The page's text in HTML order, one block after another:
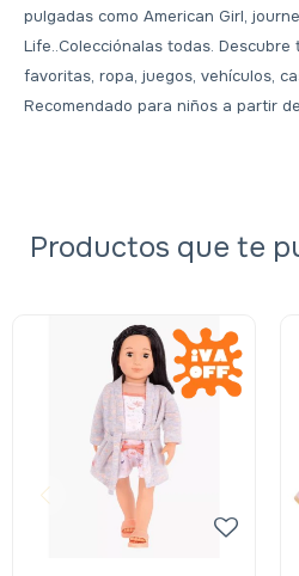
pulgadas como American Girl,
Life..Colecciónalas todas.
favoritas, ropa, juegos, vehículos,
Recomendado para niños a partir
Productos que te